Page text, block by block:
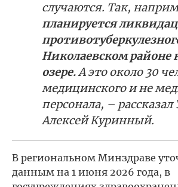
случаются. Так,
планируется
Николаевском районе
озере.А это около 30
медицинского и не
персонала, – рассказал
Алексей Куринный.
В региональном Минздраве
данным на 1 июня 2026 года, в